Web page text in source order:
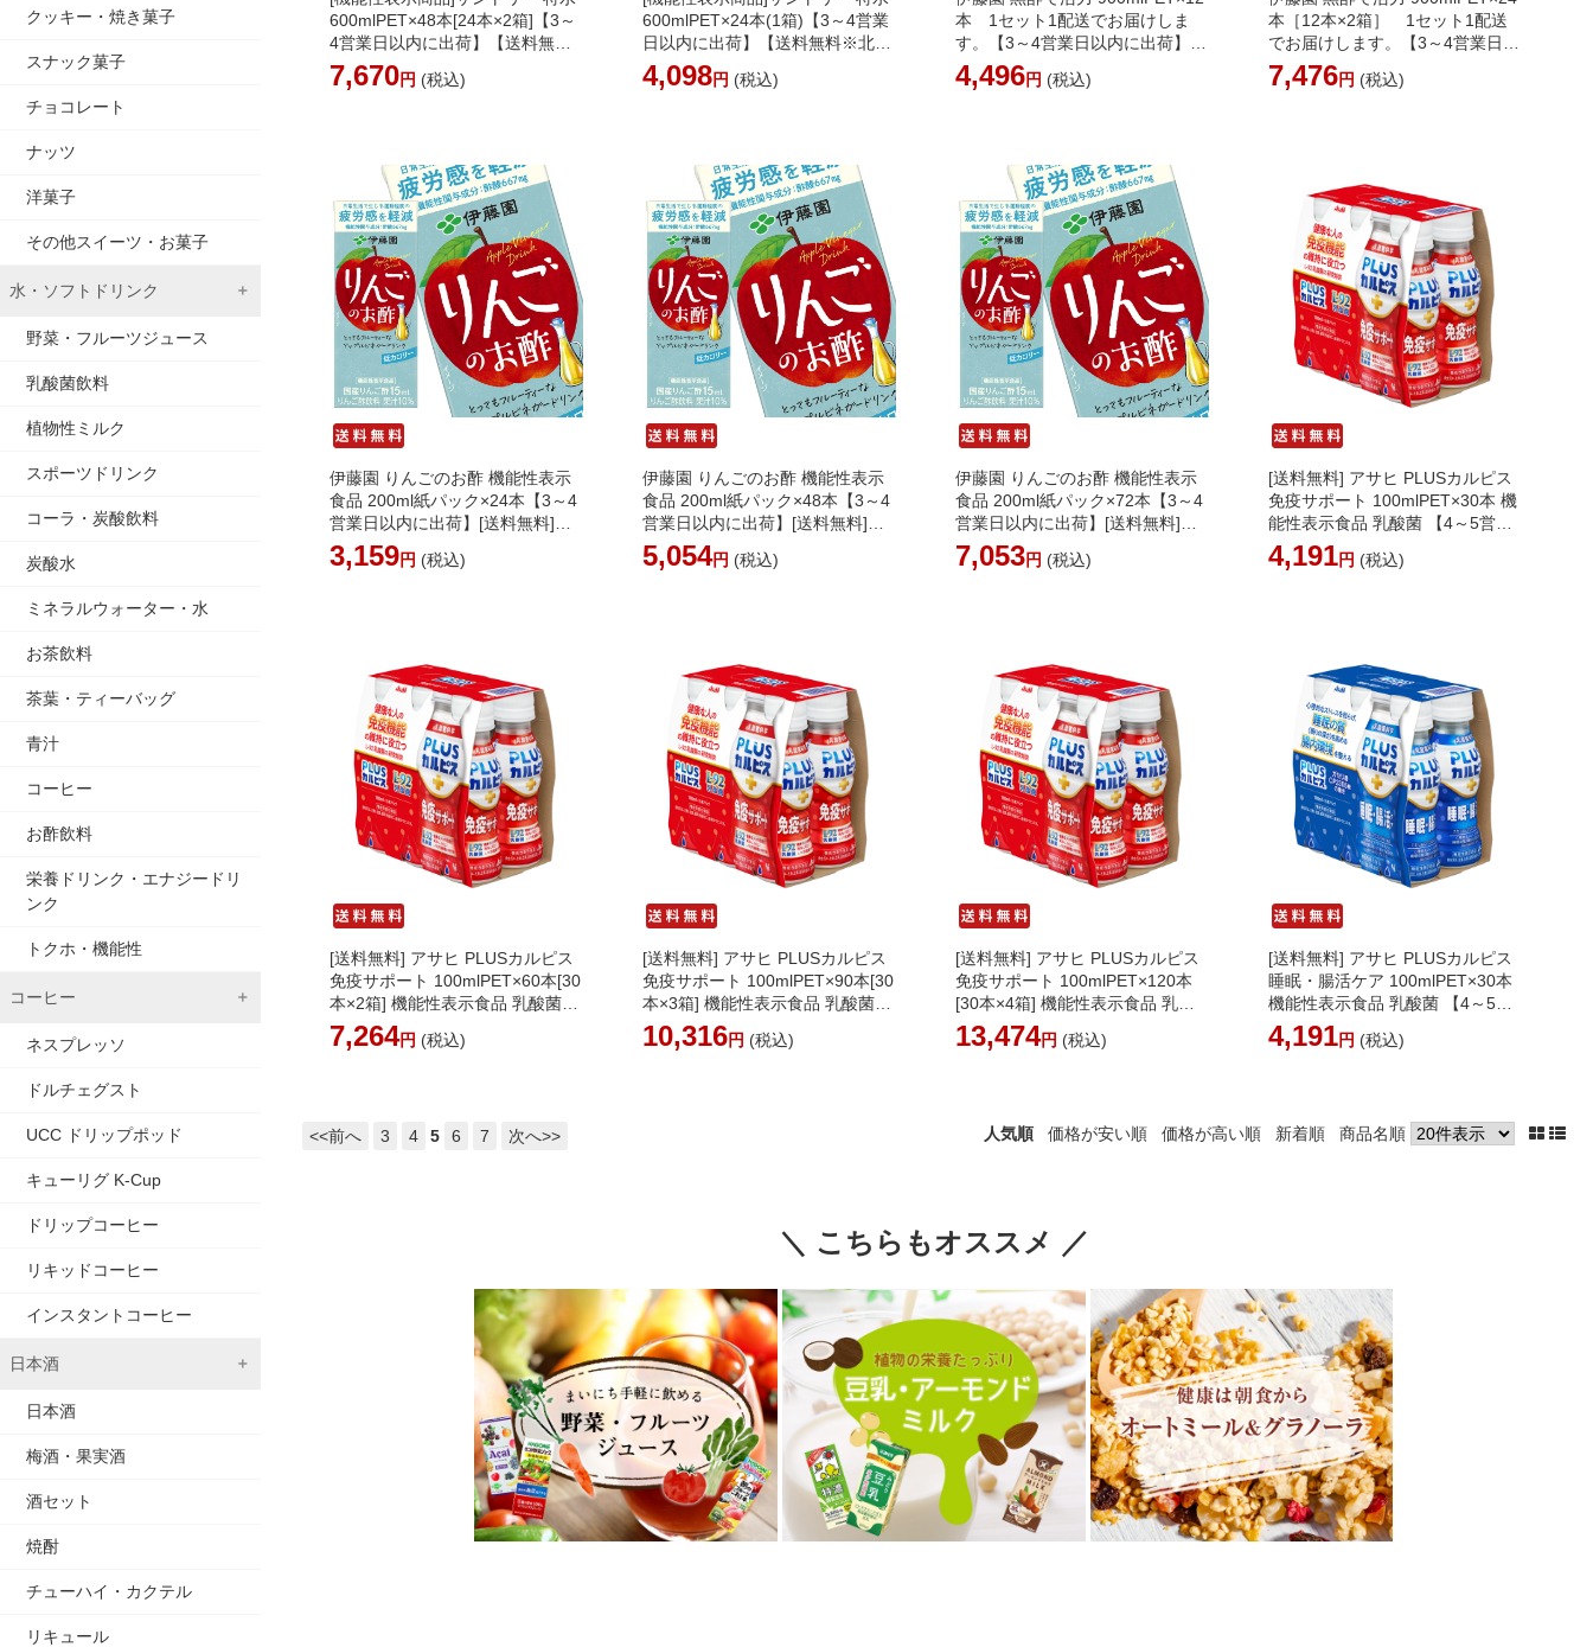
クッキー・焼き菓子
スナック菓子
チョコレート
ナッツ
洋菓子
その他スイーツ・お菓子
水・ソフトドリンク
野菜・フルーツジュース
乳酸菌飲料
植物性ミルク
スポーツドリンク
コーラ・炭酸飲料
炭酸水
ミネラルウォーター・水
お茶飲料
茶葉・ティーバッグ
青汁
コーヒー
お酢飲料
栄養ドリンク・エナジードリ
ンク
トクホ・機能性
コーヒー
ネスプレッソ
ドルチェグスト
UCC ドリップポッド
キューリグ K-Cup
ドリップコーヒー
リキッドコーヒー
インスタントコーヒー
日本酒
日本酒
梅酒・果実酒
酒セット
焼酎
チューハイ・カクテル
リキュール
600mlPET×48本[24本×2箱]【3～
4営業日以内に出荷】【送料無料
※北海道追加料金※沖縄離島不
可】 賞味2ヶ月以上サントリー
7,670円 (税込)
600mlPET×24本(1箱)【3～4営業
日以内に出荷】【送料無料※北海
道追加料金※沖縄離島不可】 賞
味2ヶ月以上サントリー
4,098円 (税込)
本 1セット1配送でお届けしま
す。【3～4営業日以内に出荷】
[送料無料]［北海道・沖縄・離島
は追加送料がかかります］
4,496円 (税込)
本［12本×2箱］ 1セット1配送
でお届けします。【3～4営業日以
内に出荷】[送料無料]［北海道・
沖縄・離島は追加送料がかかりま
7,476円 (税込)
伊藤園 りんごのお酢 機能性表示
食品 200ml紙パック×24本【3～4
営業日以内に出荷】[送料無料]
［北海道・沖縄・離島は追加送料
がかかります］
3,159円 (税込)
伊藤園 りんごのお酢 機能性表示
食品 200ml紙パック×48本【3～4
営業日以内に出荷】[送料無料]
［北海道・沖縄・離島は追加送料
がかかります］
5,054円 (税込)
伊藤園 りんごのお酢 機能性表示
食品 200ml紙パック×72本【3～4
営業日以内に出荷】[送料無料]
［北海道・沖縄・離島は追加送料
がかかります］
7,053円 (税込)
[送料無料] アサヒ PLUSカルピス
免疫サポート 100mlPET×30本 機
能性表示食品 乳酸菌 【4～5営業
日以内に出荷】[送料無料]［北海
道・沖縄・離島は追加送料がかか
4,191円 (税込)
[送料無料] アサヒ PLUSカルピス
免疫サポート 100mlPET×60本[30
本×2箱] 機能性表示食品 乳酸菌
【4～5営業日以内に出荷】[送料
無料]［北海道・沖縄・離島は追
7,264円 (税込)
[送料無料] アサヒ PLUSカルピス
免疫サポート 100mlPET×90本[30
本×3箱] 機能性表示食品 乳酸菌
【4～5営業日以内に出荷】[送料
無料]［北海道・沖縄・離島は追
10,316円 (税込)
[送料無料] アサヒ PLUSカルピス
免疫サポート 100mlPET×120本
[30本×4箱] 機能性表示食品 乳酸
菌 【4～5営業日以内に出荷】[送
料無料]［北海道・沖縄・離島は
13,474円 (税込)
[送料無料] アサヒ PLUSカルピス
睡眠・腸活ケア 100mlPET×30本
機能性表示食品 乳酸菌 【4～5営
業日以内に出荷】［北海道・沖
縄・離島は追加送料がかかりま
4,191円 (税込)
人気順 価格が安い順 価格が高い順 新着順 商品名順
<<前へ 3 4 5 6 7 次へ>>
＼ こちらもオススメ ／